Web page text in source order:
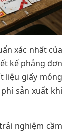
xác nhất của
kế phẳng đơn
liệu giấy mỏng
sản xuất khi
nghiệm cầm